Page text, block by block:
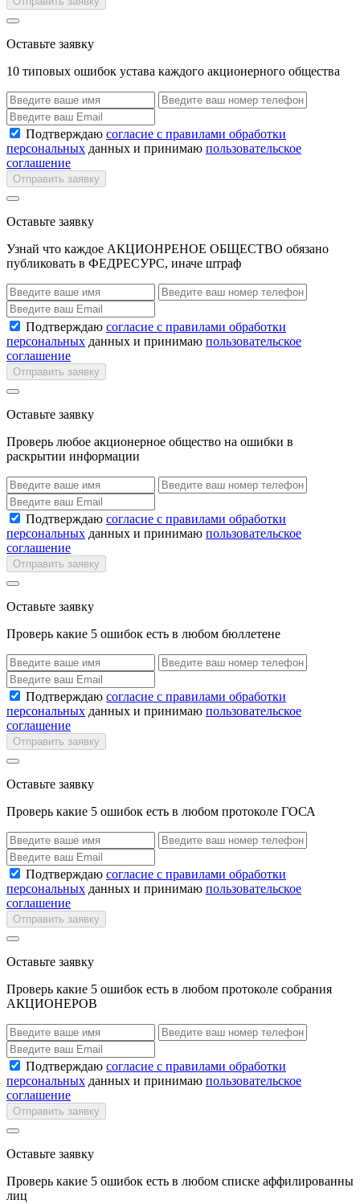
Оставьте заявку
10 типовых ошибок устава каждого акционерного общества
Подтверждаю согласие с правилами обработки
персональных данных и принимаю пользовательское
соглашение
Отправить заявку
Оставьте заявку
Узнай что каждое АКЦИОНРЕНОЕ ОБЩЕСТВО обязано
публиковать в ФЕДРЕСУРС, иначе штраф
Подтверждаю согласие с правилами обработки
персональных данных и принимаю пользовательское
соглашение
Отправить заявку
Оставьте заявку
Проверь любое акционерное общество на ошибки в
раскрытии информации
Подтверждаю согласие с правилами обработки
персональных данных и принимаю пользовательское
соглашение
Отправить заявку
Оставьте заявку
Проверь какие 5 ошибок есть в любом бюллетене
Подтверждаю согласие с правилами обработки
персональных данных и принимаю пользовательское
соглашение
Отправить заявку
Оставьте заявку
Проверь какие 5 ошибок есть в любом протоколе ГОСА
Подтверждаю согласие с правилами обработки
персональных данных и принимаю пользовательское
соглашение
Отправить заявку
Оставьте заявку
Проверь какие 5 ошибок есть в любом протоколе собрания
АКЦИОНЕРОВ
Подтверждаю согласие с правилами обработки
персональных данных и принимаю пользовательское
соглашение
Отправить заявку
Оставьте заявку
Проверь какие 5 ошибок есть в любом списке аффилированны
лиц